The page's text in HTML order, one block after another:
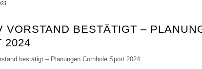
VORSTAND BESTÄTIGT –
2024